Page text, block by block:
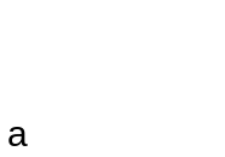
a